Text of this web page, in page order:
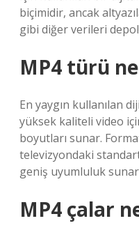
biçimidir, ancak
gibi diğer verileri
MP4 türü
En yaygın kullanılan
yüksek kaliteli video
boyutları sunar.
televizyondaki
geniş uyumluluk
MP4 çalar